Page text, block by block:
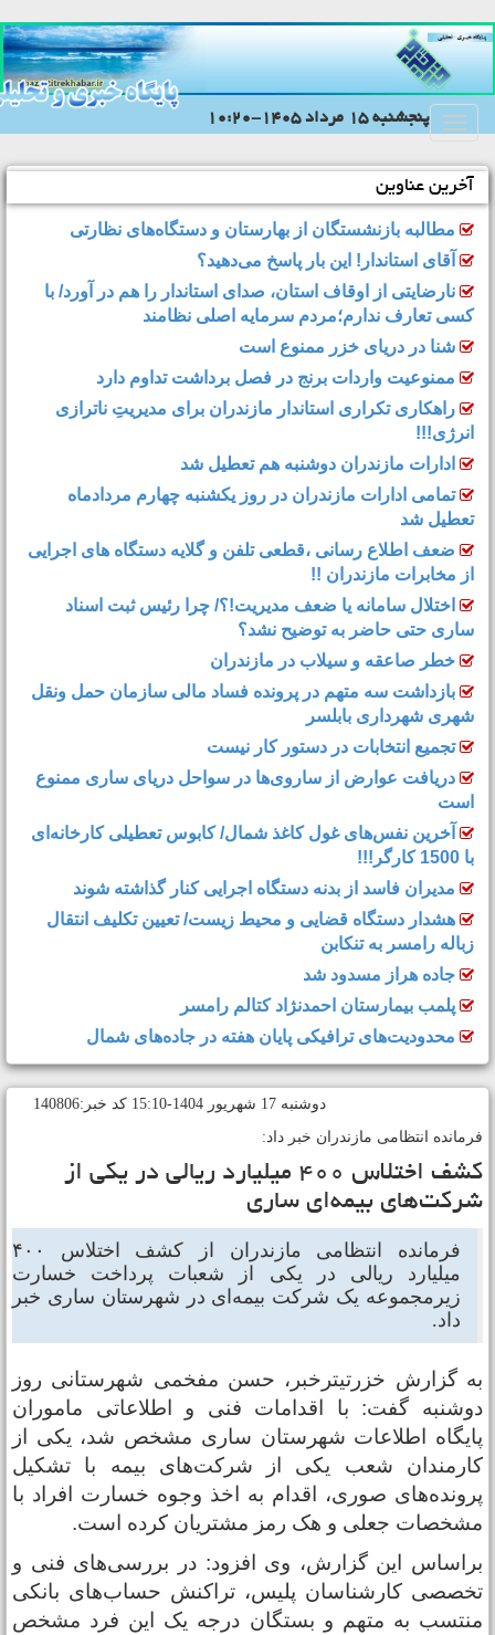
Toggleپنجشنبه 15 مرداد 1405-10:20
آخرین عناوین
مطالبه بازنشستگان از بهارستان و دستگاه‌های نظارتی
آقای استاندار! این بار پاسخ می‌دهید؟
نارضایتی از اوقاف استان، صدای استاندار را هم در آورد/ با
کسی تعارف ندارم؛مردم سرمایه اصلی نظامند
شنا در دریای خزر ممنوع است
ممنوعیت واردات برنج در فصل برداشت تداوم دارد
راهکاری تکراری استاندار مازندران برای مدیریتِ ناترازی
انرژی!!!
ادارات مازندران دوشنبه هم تعطیل شد
تمامی ادارات مازندران در روز یکشنبه چهارم مردادماه
تعطیل شد
ضعف اطلاع رسانی ،قطعی تلفن و گلایه دستگاه های اجرایی
از مخابرات مازندران !!
اختلال سامانه یا ضعف مدیریت!؟/ چرا رئیس ثبت اسناد
ساری حتی حاضر به توضیح نشد؟
خطر صاعقه و سیلاب در مازندران
بازداشت سه متهم در پرونده فساد مالی سازمان حمل‌ ونقل
شهری شهرداری بابلسر
تجمیع انتخابات در دستور کار نیست
دریافت عوارض از ساروی‌ها در سواحل دریای ساری ممنوع
است
آخرین نفس‌های غول کاغذ شمال‌/ ‌کابوس تعطیلی کارخانه‌ای
مدیران فاسد از بدنه دستگاه اجرایی کنار گذاشته شوند
هشدار دستگاه قضایی و محیط زیست/ تعیین تکلیف انتقال
زباله رامسر به تنکابن
جاده هراز مسدود شد
پلمب بیمارستان احمدنژاد کتالم رامسر
محدودیت‌های ترافیکی پایان هفته در جاده‌های شمال
دوشنبه 17 شهريور 1404-15:10 کد خبر:140806
انتظامی مازندران خبر داد:
کشف اختلاس ۴۰۰ میلیارد ریالی در یکی از
بیمه‌ای ساری
فرمانده انتظامی مازندران از کشف اختلاس ۴۰۰
میلیارد ریالی در یکی از شعبات پرداخت خسارت
زیرمجموعه یک شرکت بیمه‌ای در شهرستان ساری خبر
داد.
گزارش خزرتیترخبر، حسن مفخمی شهرستانی روز
گفت: با اقدامات فنی و اطلاعاتی ماموران
اطلاعات شهرستان ساری مشخص شد، یکی از
شعب یکی از شرکت‌های بیمه با تشکیل
صوری، اقدام به اخذ وجوه خسارت افراد با
جعلی و هک رمز مشتریان کرده است.
این گزارش، وی افزود: در بررسی‌های فنی و
کارشناسان پلیس، تراکنش حساب‌های بانکی
به متهم و بستگان درجه یک این فرد مشخص